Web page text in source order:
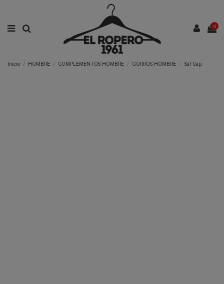
0
Inicio HOMBRE COMPLEMENTOS HOMBRE GORROS HOMBRE Sal Cap